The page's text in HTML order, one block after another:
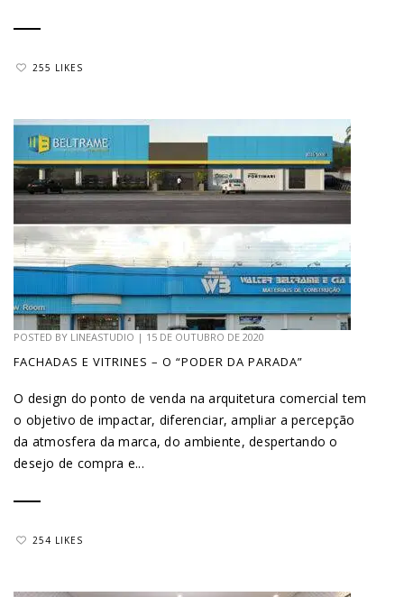
255 LIKES
POSTED BY LINEASTUDIO | 15 DE OUTUBRO DE 2020
FACHADAS E VITRINES – O “PODER DA PARADA”
O design do ponto de venda na arquitetura comercial tem
o objetivo de impactar, diferenciar, ampliar a percepção
da atmosfera da marca, do ambiente, despertando o
desejo de compra e...
254 LIKES